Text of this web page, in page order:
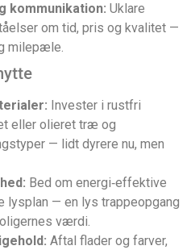
kommunikation: Uklare
om tid, pris og kvalitet —
milepæle.
Invester i rustfri
eller olieret træ og
— lidt dyrere nu, men
Bed om energi‑effektive
lysplan — en lys trappeopgang
værdi.
Aftal flader og farver,